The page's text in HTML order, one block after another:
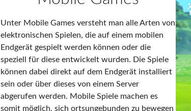
Unter Mobile Games versteht man alle Arten von
elektronischen Spielen, die auf einem mobilen
Endgerät gespielt werden können oder die
speziell für diese entwickelt wurden. Die Spiele
können dabei direkt auf dem Endgerät installiert
sein oder über dieses von einem Server
abgerufen werden. Mobile Spiele machen es
somit möglich, sich ortsungebunden zu bewegen